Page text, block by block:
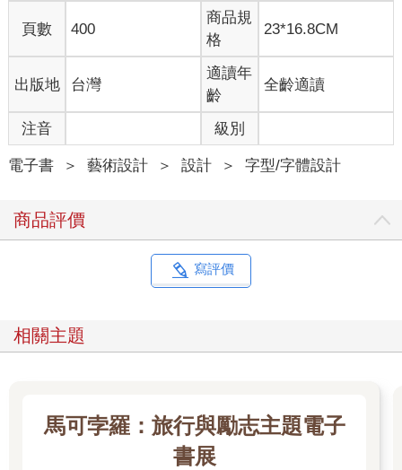
賴利：籃球課與幾何課的需求要件不同嗎？
約翰：我不曾真正思考過這個問題。現階段我不認為有什麼不
同，但讓我仔細想想。
芭芭拉：這樣很好，我們不希望草率做假設。
泰德：薇瑪，到底是大學生還是高中生比較會偷粉筆？
泰德：我曾經讀過資料，指粉筆含有迷幻藥成分，還有，最近大
學生似乎很流行用粉筆在皮膚上彩繪。
芭芭拉：會引起刺痛的東西應該上色。你認為這樣有用嗎，約
頁數 400
商品規
格
23*16.8CM
出版地 台灣
適讀年
齡
全齡適讀
注音 級別
電子書 ＞ 藝術設計 ＞ 設計 ＞ 字型/字體設計
商品評價
寫評價
相關主題
馬可孛羅：旅行與勵志主題電子
書展